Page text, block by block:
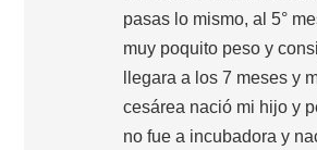
pasas lo mismo, al 5°
muy poquito peso y
llegara a los 7 meses y
cesárea nació mi hijo y
no fue a incubadora y